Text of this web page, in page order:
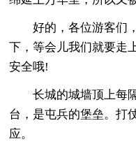
好的，各位游客们，
下，等会儿我们就要走
安全哦!
长城的城墙顶上每隔
台，是屯兵的堡垒。打
应。